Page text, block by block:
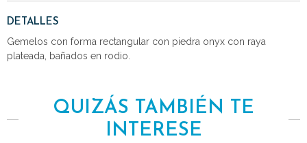
DETALLES
Gemelos con forma rectangular con piedra onyx con raya
plateada, bañados en rodio.
QUIZÁS TAMBIÉN TE
INTERESE